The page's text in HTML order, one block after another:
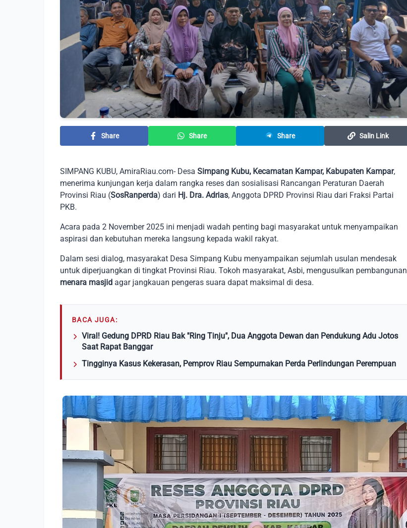
Share Share Share Salin Link
SIMPANG KUBU, AmiraRiau.com- Desa Simpang Kubu, Kecamatan Kampar, Kabupaten Kampar,
menerima kunjungan kerja dalam rangka reses dan sosialisasi Rancangan Peraturan Daerah
Provinsi Riau (SosRanperda) dari Hj. Dra. Adrias, Anggota DPRD Provinsi Riau dari Fraksi Partai
PKB.
Acara pada 2 November 2025 ini menjadi wadah penting bagi masyarakat untuk menyampaikan
aspirasi dan kebutuhan mereka langsung kepada wakil rakyat.
Dalam sesi dialog, masyarakat Desa Simpang Kubu menyampaikan sejumlah usulan mendesak
untuk diperjuangkan di tingkat Provinsi Riau. Tokoh masyarakat, Asbi, mengusulkan pembangunan
menara masjid agar jangkauan pengeras suara dapat maksimal di desa.
BACA JUGA:
Viral! Gedung DPRD Riau Bak "Ring Tinju", Dua Anggota Dewan dan Pendukung Adu Jotos
Saat Rapat Banggar
Tingginya Kasus Kekerasan, Pemprov Riau Sempurnakan Perda Perlindungan Perempuan